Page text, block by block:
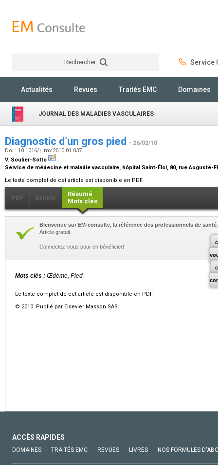
Rechercher Service
Actualités Revues Traités EMC Domaines
JOURNAL DES MALADIES VASCULAIRES
Diagnostic d’un gros pied - 26/02/10
Doi : 10.1016/j.jmv.2010.01.037
V. Soulier-Sotto
Service de médecine et maladie vasculaire, hôpital Saint-Éloi, 80, rue Auguste-
Le texte complet de cet article est disponible en PDF.
PDF Article
Résumé
Mots clés
Bienvenue sur EM-consulte, la référence des professionnels de santé.
Article gratuit.
Connectez-vous pour en bénéficier!
Mots clés : Œdème, Pied
Le texte complet de cet article est disponible en PDF.
© 2010 Publié par Elsevier Masson SAS.
ACCÈS RAPIDES
DOMAINES TRAITÉS EMC REVUES LIVRES NOS FORMULES